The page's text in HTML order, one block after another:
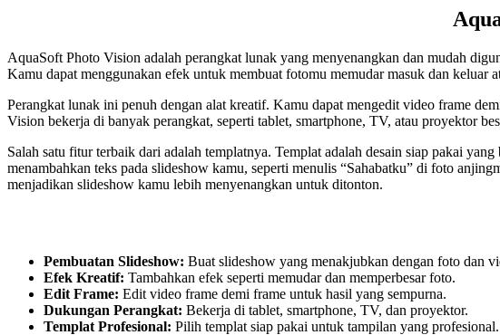
AquaSoft Photo Vision adalah perangkat lunak yang menyenangkan dan mudah
Kamu dapat menggunakan efek untuk membuat fotomu memudar masuk dan keluar
Perangkat lunak ini penuh dengan alat kreatif. Kamu dapat mengedit video frame
Vision bekerja di banyak perangkat, seperti tablet, smartphone, TV, atau proyektor
Salah satu fitur terbaik dari adalah templatnya. Templat adalah desain siap pakai
menambahkan teks pada slideshow kamu, seperti menulis “Sahabatku” di foto
menjadikan slideshow kamu lebih menyenangkan untuk ditonton.
Pembuatan Slideshow: Buat slideshow yang menakjubkan dengan foto dan
Efek Kreatif: Tambahkan efek seperti memudar dan memperbesar foto.
Edit Frame: Edit video frame demi frame untuk hasil yang sempurna.
Dukungan Perangkat: Bekerja di tablet, smartphone, TV, dan proyektor.
Templat Profesional: Pilih templat siap pakai untuk tampilan yang profesional.